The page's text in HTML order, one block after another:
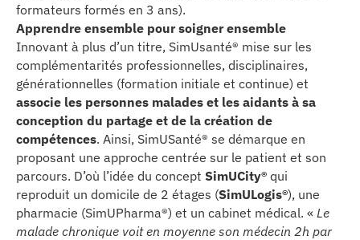
formateurs formés en 3 ans).
Apprendre ensemble pour soigner ensemble
Innovant à plus d’un titre, SimUsanté® mise sur les
complémentarités professionnelles, disciplinaires,
générationnelles (formation initiale et continue) et
associe les personnes malades et les aidants à sa
conception du partage et de la création de
compétences. Ainsi, SimUSanté® se démarque en
proposant une approche centrée sur le patient et son
parcours. D’où l’idée du concept SimUCity® qui
reproduit un domicile de 2 étages (SimULogis®), une
pharmacie (SimUPharma®) et un cabinet médical. « Le
malade chronique voit en moyenne son médecin 2h par